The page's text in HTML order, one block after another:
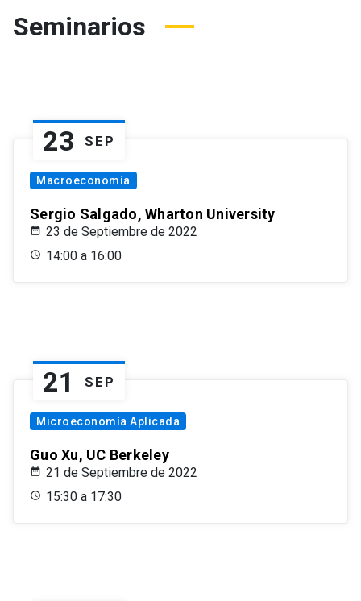
Seminarios
23 SEP
Macroeconomía
Sergio Salgado, Wharton University
23 de Septiembre de 2022
14:00 a 16:00
21 SEP
Microeconomía Aplicada
Guo Xu, UC Berkeley
21 de Septiembre de 2022
15:30 a 17:30